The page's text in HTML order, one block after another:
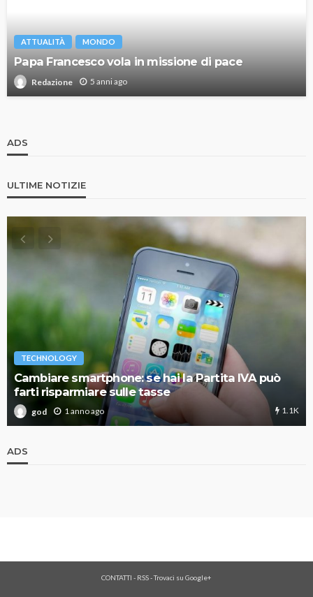
ATTUALITÀ MONDO
Papa Francesco vola in missione di pace
Redazione 5 anni ago
ADS
ULTIME NOTIZIE
TECHNOLOGY
Cambiare smartphone: se hai la Partita IVA può
farti risparmiare sulle tasse
god 1 anno ago 1.1K
ADS
CONTATTI - RSS-Trovaci su Google+